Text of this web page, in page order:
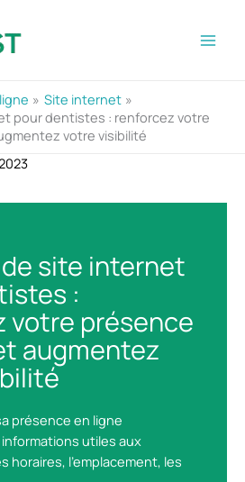
Site internet
pour dentistes : renforcez votre
votre visibilité
site internet
:
votre présence
augmentez
présence en ligne
informations utiles aux
horaires, l’emplacement, les